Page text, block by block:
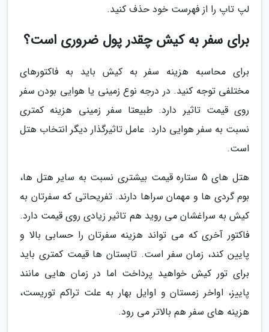
لپ تاپ را از فهرست خود حذف کنید.
برای سفر به کیش چقدر پول ضروری است؟
برای محاسبه هزینه سفر به کیش باید به فاکتورهای
مختلفی توجه کنید. در درجه نوع زمینی یا هوایی بودن سفر
روی قیمت تاثیر دارد. طبیعتا سفر زمینی هزینه کمتری
نسبت به سفر هوایی دارد. عامل تاثیرگذار دیگر انتخاب هتل
است.
هتل های 5 ستاره قیمت بیشتری نسبت به سایر هتل ها،
بوم گردی ها و مهمان سراها دارند. تفریحاتی که سفرتان به
کیش به سراغشان می روید هم تاثیر زیادی روی قیمت دارد.
فاکتور آخری که می تواند هزینه سفرتان را حسابی بالا و
پایین کند، زمان سفر است. تابستان ها قیمت کمتری باید
برای تور کیش خواهید پرداخت اما در زمان هایی مانند
پاییز، اواخر زمستان و اوایل بهار به علت تراکم توریست،
هزینه های سفر هم بالاتر می رود.